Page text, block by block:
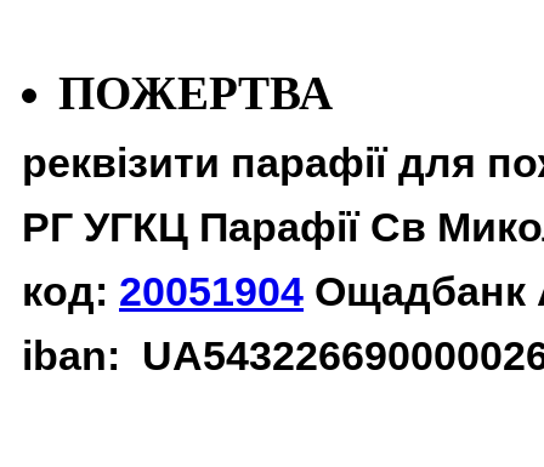
ПОЖЕРТВА
реквізити парафії для
РГ УГКЦ Парафії Св
код: 20051904 Ощадбанк
iban: